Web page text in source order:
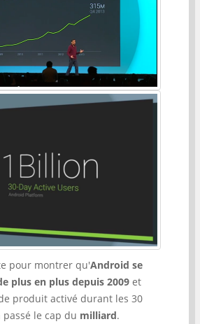
pour montrer qu'Android se
plus en plus depuis 2009 et
produit activé durant les 30
le cap du milliard.